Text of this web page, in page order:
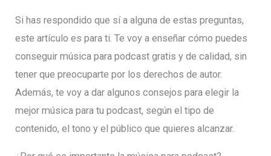
Si has respondido que sí a alguna de estas preguntas,
este artículo es para ti. Te voy a enseñar cómo puedes
conseguir música para podcast gratis y de calidad, sin
tener que preocuparte por los derechos de autor.
Además, te voy a dar algunos consejos para elegir la
mejor música para tu podcast, según el tipo de
contenido, el tono y el público que quieres alcanzar.